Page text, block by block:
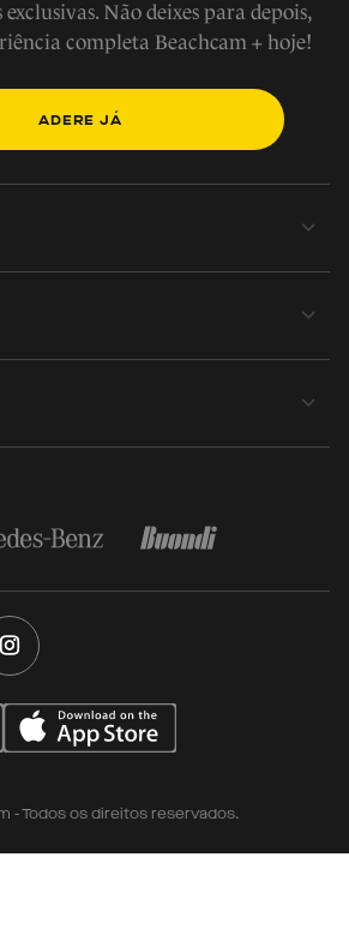
Não deixes para depois,
completa Beachcam + hoje!
ADERE JÁ
- Todos os direitos reservados.